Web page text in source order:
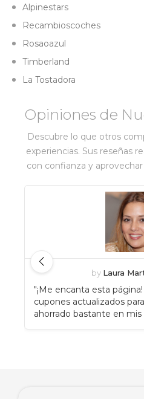
Alpinestars
Recambioscoches
Rosaoazul
Timberland
La Tostadora
Opiniones de
Descubre lo que otros
experiencias. Sus reseñas
con confianza y
by Laura
"¡Me encanta esta
cupones actualizados
ahorrado bastante en mis